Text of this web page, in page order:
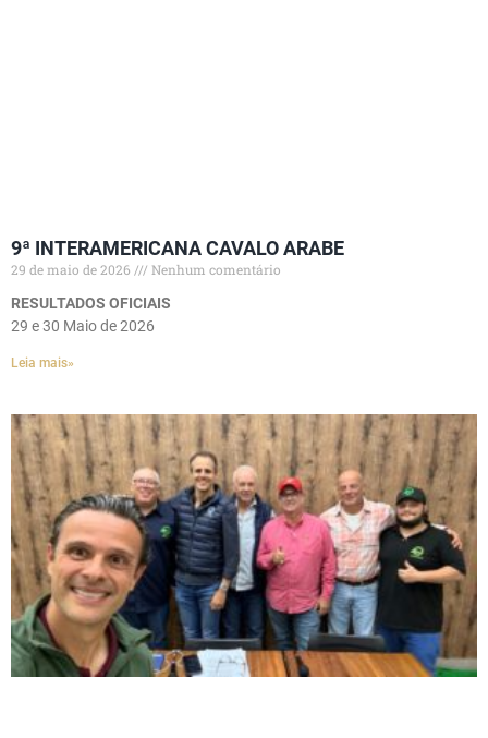
9ª INTERAMERICANA CAVALO ARABE
29 de maio de 2026
Nenhum comentário
RESULTADOS OFICIAIS
29 e 30 Maio de 2026
Leia mais»